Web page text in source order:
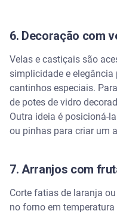
6. Decoração com
Velas e castiçais são
simplicidade e elegância
cantinhos especiais.
de potes de vidro
Outra ideia é posicioná-
ou pinhas para criar um
7. Arranjos com
Corte fatias de laranja
no forno em